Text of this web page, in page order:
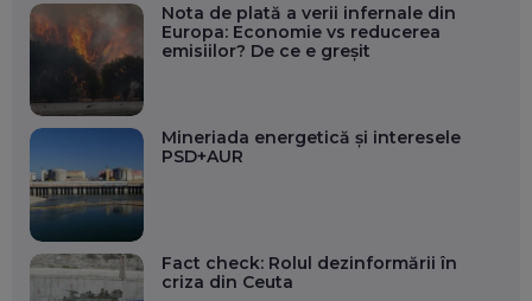
Nota de plată a verii infernale din
Europa: Economie vs reducerea
emisiilor? De ce e greșit
Mineriada energetică și interesele
PSD+AUR
Fact check: Rolul dezinformării în
criza din Ceuta